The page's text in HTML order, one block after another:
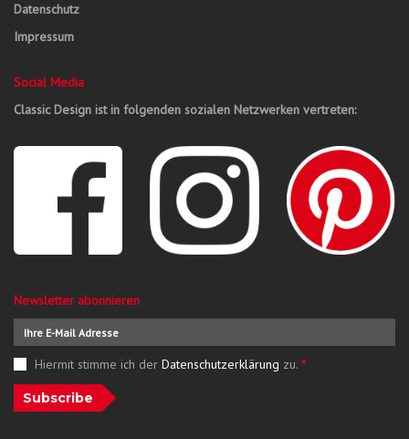
Datenschutz
Impressum
Social Media
Classic Design ist in folgenden sozialen Netzwerken vertreten:
Newsletter abonnieren
Hiermit stimme ich der Datenschutzerklärung zu. *
Subscribe